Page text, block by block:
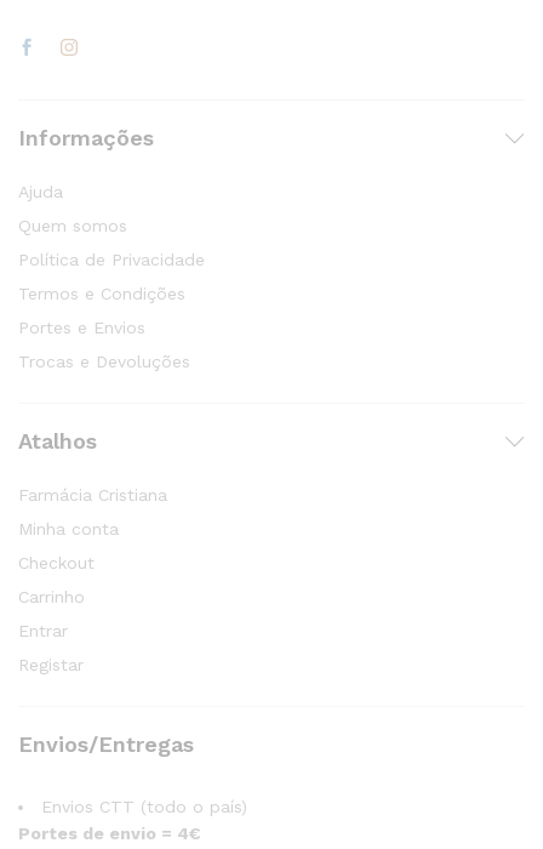
Informações
Ajuda
Quem somos
Política de Privacidade
Termos e Condições
Portes e Envios
Trocas e Devoluções
Atalhos
Farmácia Cristiana
Minha conta
Checkout
Carrinho
Entrar
Registar
Envios/Entregas
Envios CTT (todo o país)
Portes de envio = 4€